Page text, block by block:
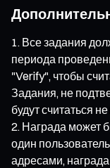
Все задания
периода
"Verify", чтобы
Задания, не
будут считаться
Награда может
один
адресами,